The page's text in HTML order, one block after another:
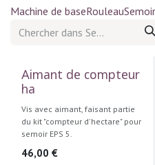
Machine de baseRouleauSemoir
Aimant de compteur
ha
Vis avec aimant, faisant partie
du kit "compteur d'hectare" pour
semoir EPS 5.
46,00 €